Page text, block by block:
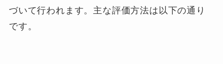
づいて行われます。主な評価方法は以下の通り
です。